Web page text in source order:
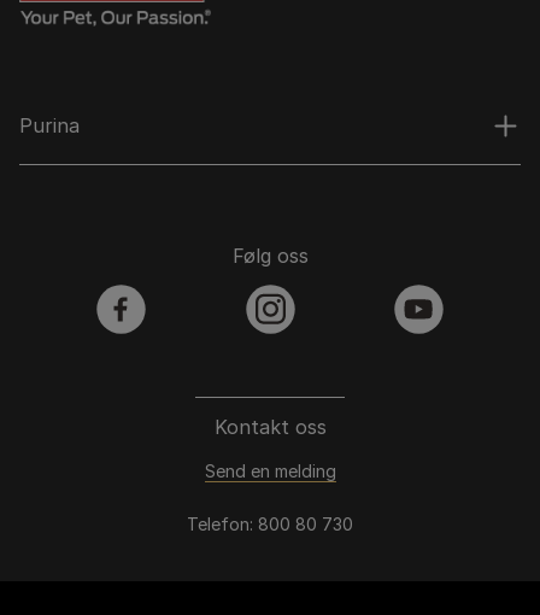
Purina
Kontakt oss
Send en melding
Telefon: 800 80 730
Følg oss
facebook instagram youtube